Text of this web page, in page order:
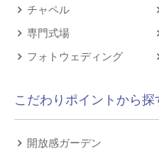
チャペル
専門式場
フォトウェディング
こだわりポイントから探
開放感ガーデン